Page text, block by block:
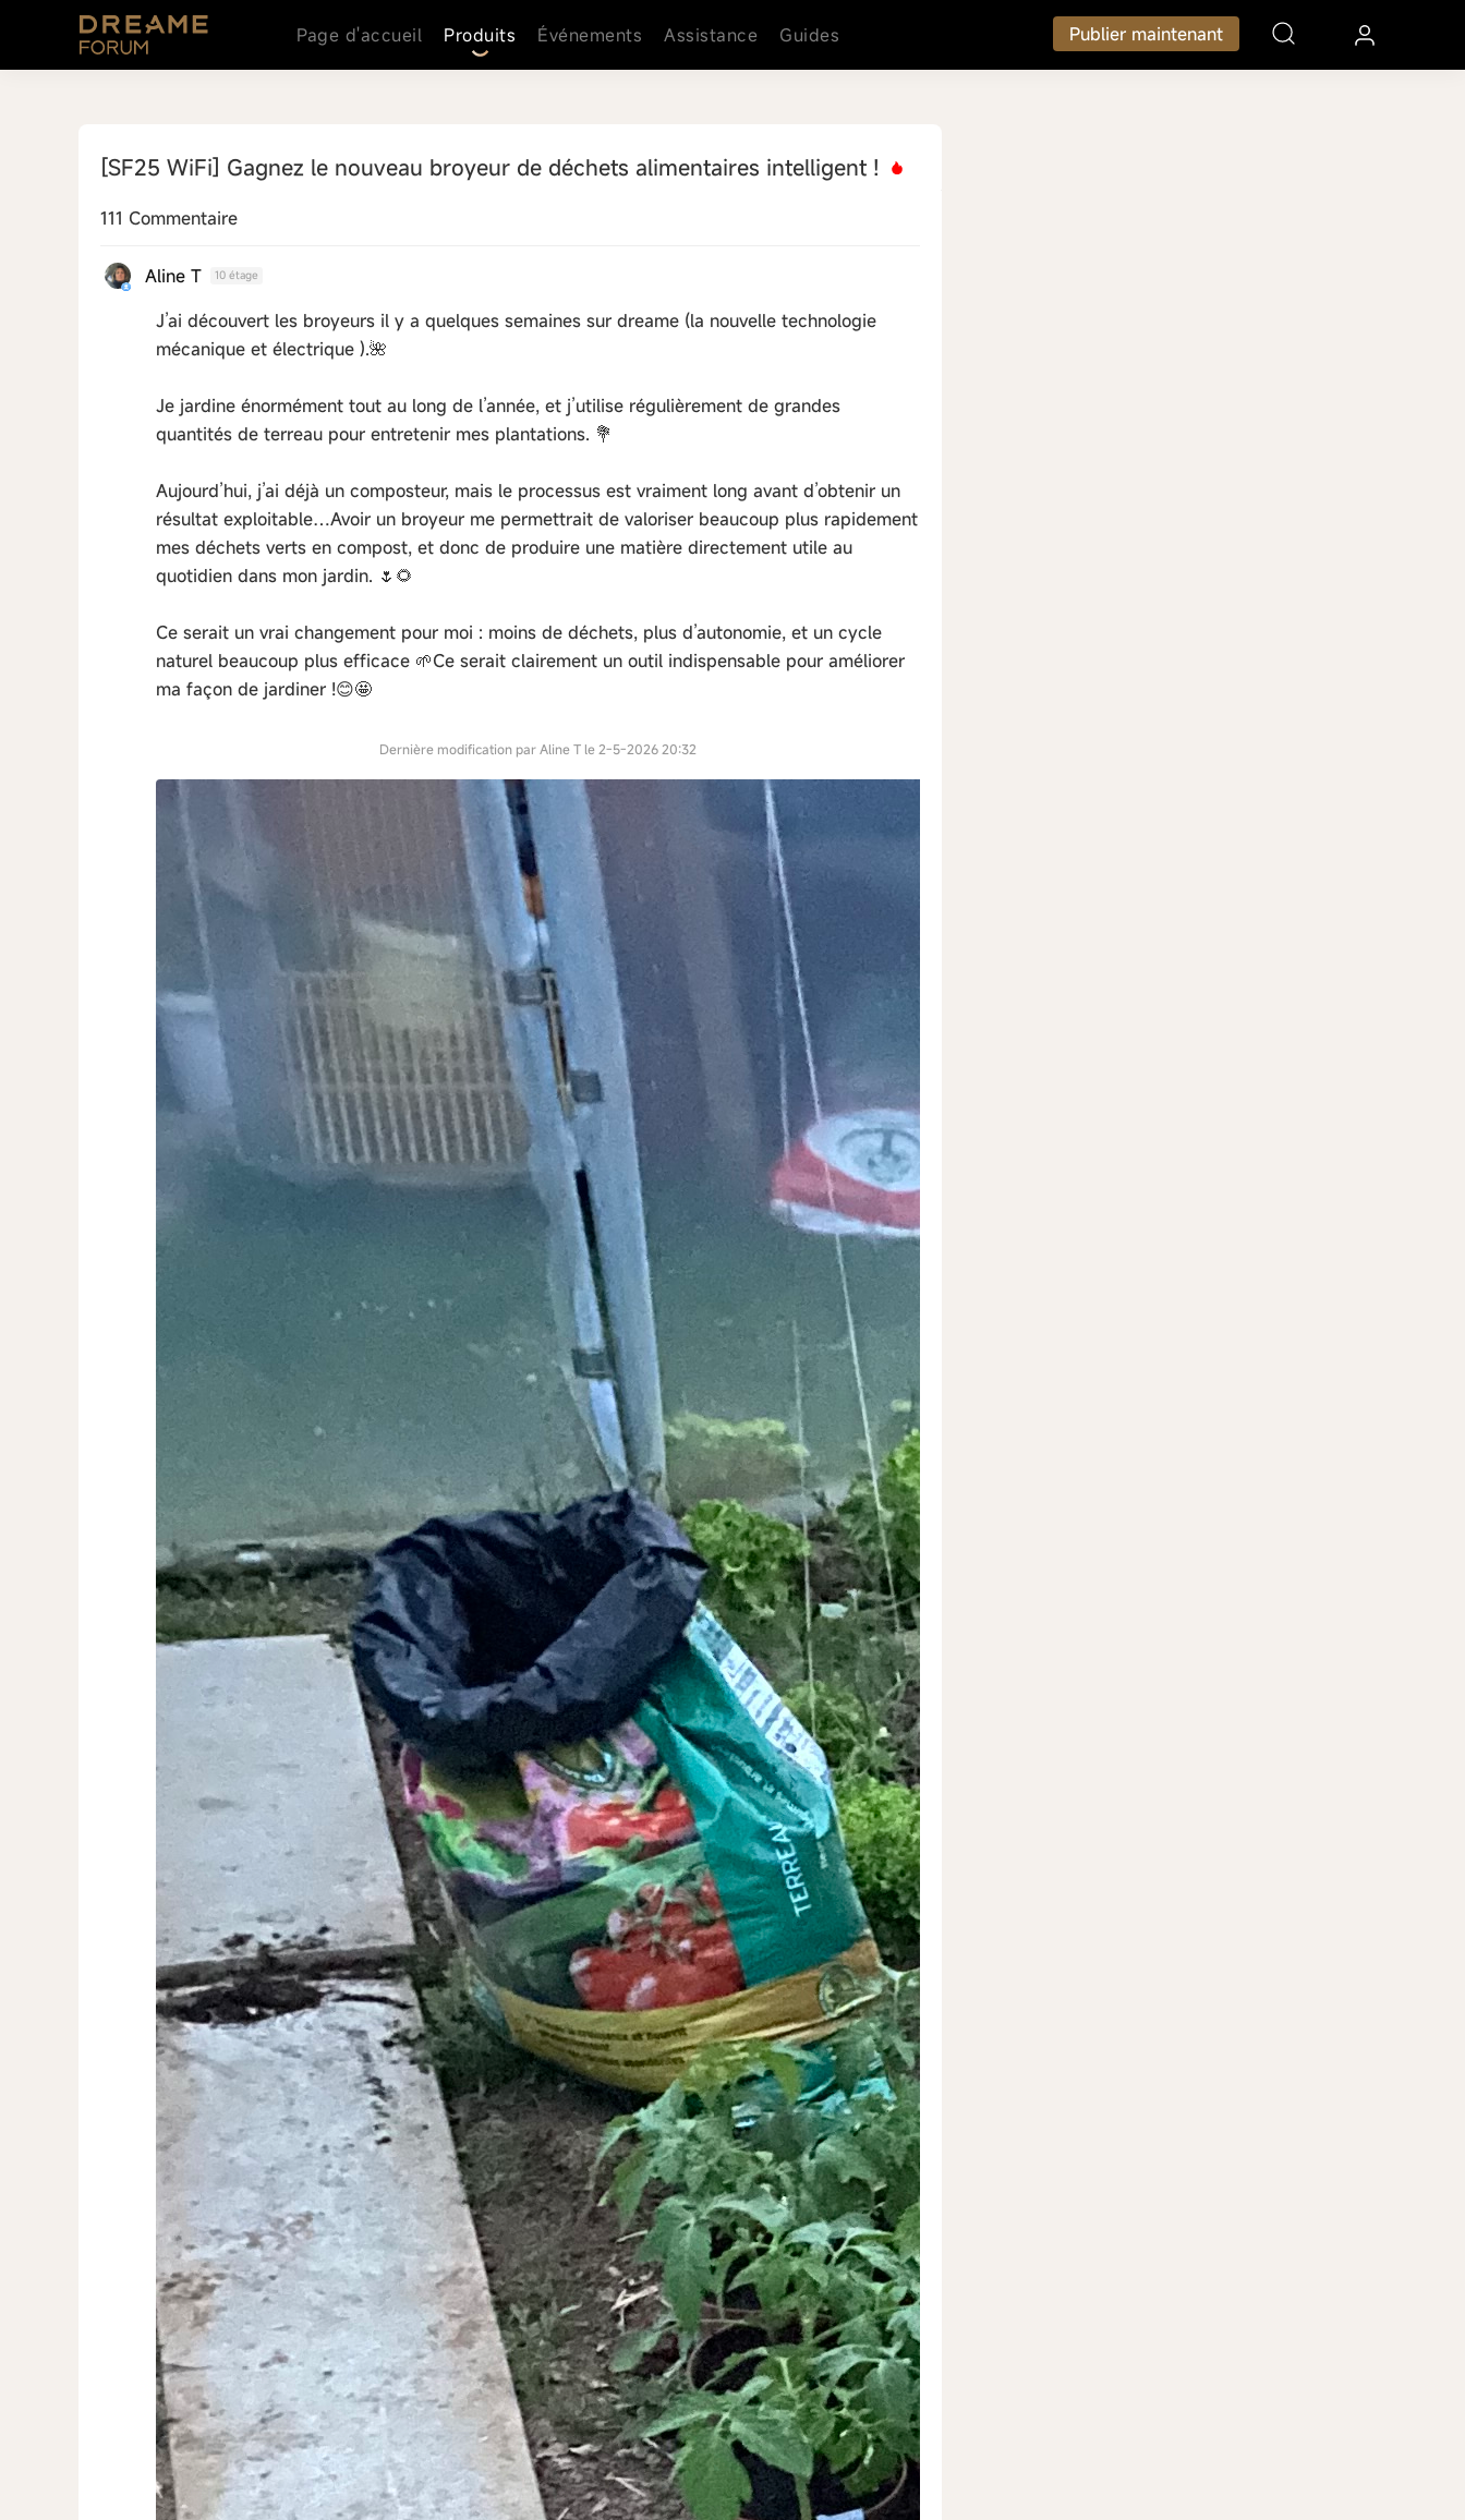
Page d'accueil Produits Événements Assistance Guides Publier maintenant
[SF25 WiFi] Gagnez le nouveau broyeur de déchets alimentaires intelligent !
111 Commentaire
Aline T 10 étage
J’ai découvert les broyeurs il y a quelques semaines sur dreame (la nouvelle technologie
mécanique et électrique ).🌺
Je jardine énormément tout au long de l’année, et j’utilise régulièrement de grandes
quantités de terreau pour entretenir mes plantations. 💐
Aujourd’hui, j’ai déjà un composteur, mais le processus est vraiment long avant d’obtenir un
résultat exploitable…Avoir un broyeur me permettrait de valoriser beaucoup plus rapidement
mes déchets verts en compost, et donc de produire une matière directement utile au
quotidien dans mon jardin. 🌷🌻
Ce serait un vrai changement pour moi : moins de déchets, plus d’autonomie, et un cycle
naturel beaucoup plus efficace 🌱Ce serait clairement un outil indispensable pour améliorer
ma façon de jardiner !😊🤩
Dernière modification par Aline T le 2-5-2026 20:32